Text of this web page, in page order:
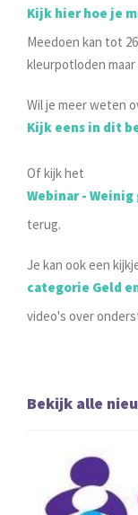
Kijk hier hoe je
Meedoen kan tot
kleurpotloden
Wil je meer weten
Kijk eens in dit
Of kijk het
Webinar -
terug.
Je kan ook een
categorie Geld
video's over
Bekijk alle